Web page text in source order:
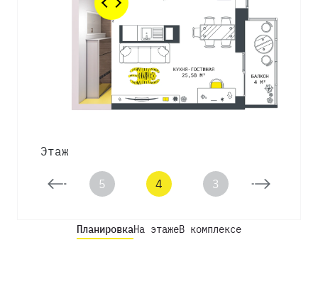
Этаж
6 5 4 3 2
ПланировкаНа этажеВ комплексе